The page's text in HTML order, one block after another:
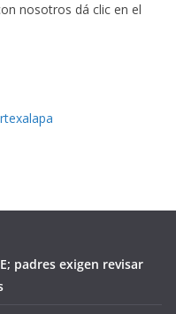
nosotros dá clic en el
padres exigen revisar